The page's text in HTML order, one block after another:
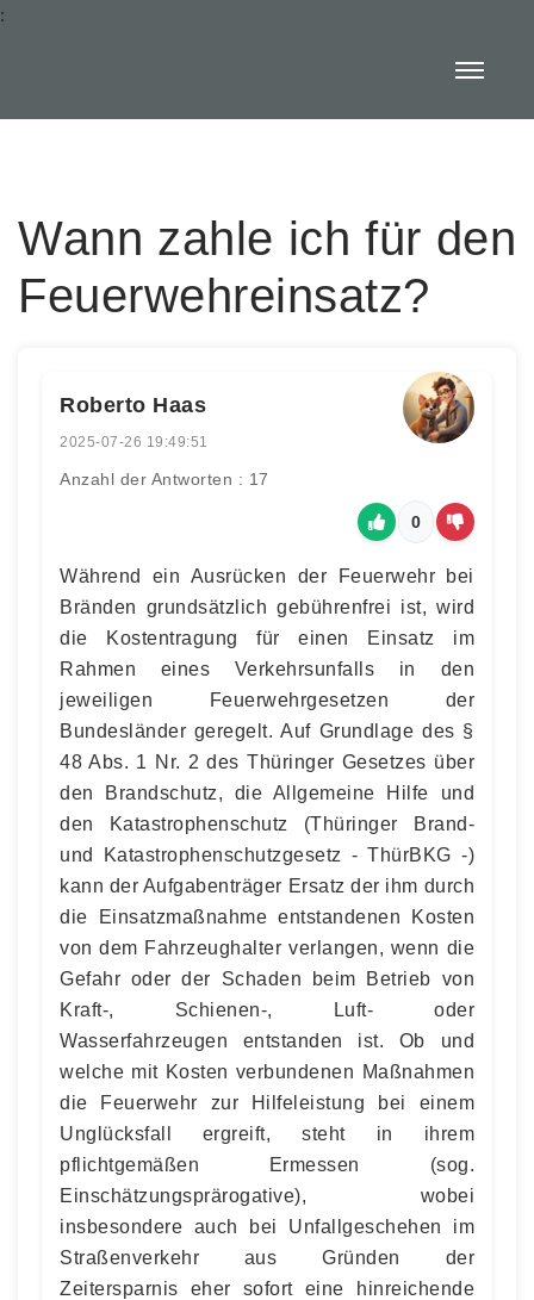
:
Wann zahle ich für den
Feuerwehreinsatz?
Roberto Haas
2025-07-26 19:49:51
Anzahl der Antworten : 17
0
Während ein Ausrücken der Feuerwehr bei
Bränden grundsätzlich gebührenfrei ist, wird
die Kostentragung für einen Einsatz im
Rahmen eines Verkehrsunfalls in den
jeweiligen Feuerwehrgesetzen der
Bundesländer geregelt. Auf Grundlage des §
48 Abs. 1 Nr. 2 des Thüringer Gesetzes über
den Brandschutz, die Allgemeine Hilfe und
den Katastrophenschutz (Thüringer Brand-
und Katastrophenschutzgesetz - ThürBKG -)
kann der Aufgabenträger Ersatz der ihm durch
die Einsatzmaßnahme entstandenen Kosten
von dem Fahrzeughalter verlangen, wenn die
Gefahr oder der Schaden beim Betrieb von
Kraft-, Schienen-, Luft- oder
Wasserfahrzeugen entstanden ist. Ob und
welche mit Kosten verbundenen Maßnahmen
die Feuerwehr zur Hilfeleistung bei einem
Unglücksfall ergreift, steht in ihrem
pflichtgemäßen Ermessen (sog.
Einschätzungsprärogative), wobei
insbesondere auch bei Unfallgeschehen im
Straßenverkehr aus Gründen der
Zeitersparnis eher sofort eine hinreichende